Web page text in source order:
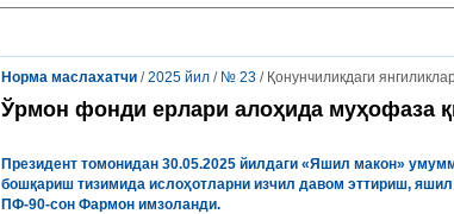
Норма маслахатчи /2025 йил / № 23 / Қонунчиликдаги
Ўрмон фонди ерлари алоҳида муҳофаза
Президент томонидан 30.05.2025 йилдаги «Яшил макон»
бошқариш тизимида ислоҳотларни изчил давом эттириш, яшил
ПФ-90-сон Фармон имзоланди.